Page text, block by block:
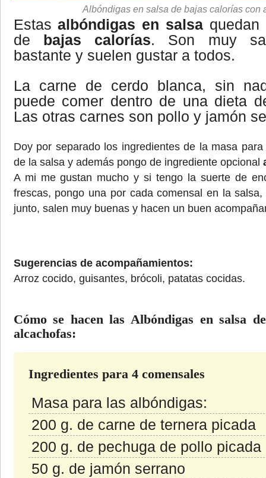
Albóndigas en salsa de bajas calorías con
Estas albóndigas en salsa
de
bajas calorías. Son muy
bastante y suelen gustar a todos.
La carne de cerdo blanca, sin
puede comer dentro de una dieta
Las otras carnes son pollo y jamón
Doy por separado los ingredientes de la masa
de la salsa y además pongo de ingrediente opcional
A mi me gustan mucho y si tengo la suerte de
frescas, pongo una por cada comensal en la
junto, salen muy buenas y hacen un buen
Sugerencias de acompañamientos:
Arroz cocido, guisantes, brócoli, patatas cocidas.
Cómo se hacen las Albóndigas en salsa
alcachofas:
Ingredientes para 4 comensales
Masa para las albóndigas:
200 g. de carne de ternera picada
200 g. de pechuga de pollo picada
50 g. de jamón serrano